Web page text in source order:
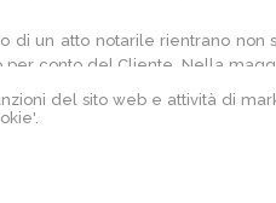
del sito web e attività di
di un atto notarile rientrano
per conto del Cliente. Nella
minoritaria del costo totale.
possono svolgersi a proposito
nei costi di immatricolazione